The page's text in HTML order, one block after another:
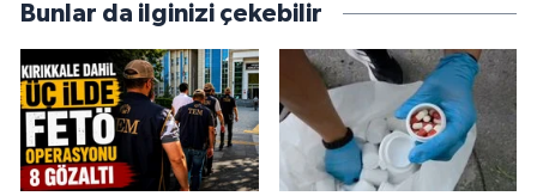
Bunlar da ilginizi çekebilir